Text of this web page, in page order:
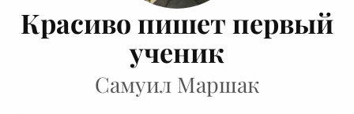
Красиво пишет первый
ученик
Самуил Маршак